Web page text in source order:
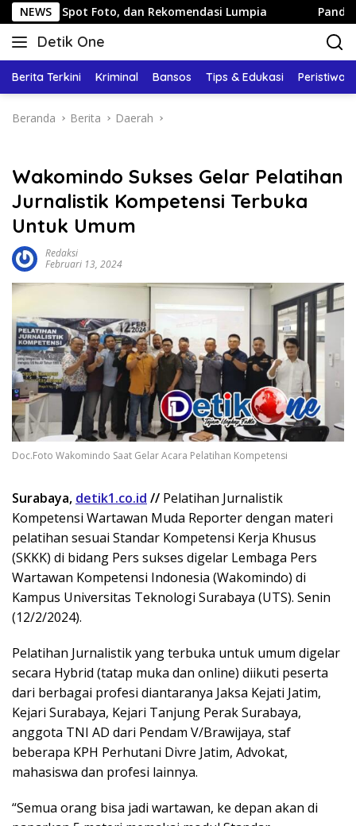
Langsung
ke
konten
NEWS
dan Rekomendasi Lumpia Panduan Wisata
Detik One
Tajam
Fakta
Berita Terkini Kriminal Bansos Tips & Edukasi Peristiwa
Beranda Berita Daerah
Wakomindo Sukses Gelar Pelatihan
Jurnalistik Kompetensi Terbuka
Untuk Umum
Redaksi
Februari 13, 2024
Doc.Foto Wakomindo Saat Gelar Acara Pelatihan Kompetensi
Surabaya, detik1.co.id // Pelatihan Jurnalistik
Kompetensi Wartawan Muda Reporter dengan materi
pelatihan sesuai Standar Kompetensi Kerja Khusus
(SKKK) di bidang Pers sukses digelar Lembaga Pers
Wartawan Kompetensi Indonesia (Wakomindo) di
Kampus Universitas Teknologi Surabaya (UTS). Senin
(12/2/2024).
Pelatihan Jurnalistik yang terbuka untuk umum digelar
secara Hybrid (tatap muka dan online) diikuti peserta
dari berbagai profesi diantaranya Jaksa Kejati Jatim,
Kejari Surabaya, Kejari Tanjung Perak Surabaya,
anggota TNI AD dari Pendam V/Brawijaya, staf
beberapa KPH Perhutani Divre Jatim, Advokat,
mahasiswa dan profesi lainnya.
“Semua orang bisa jadi wartawan, ke depan akan di